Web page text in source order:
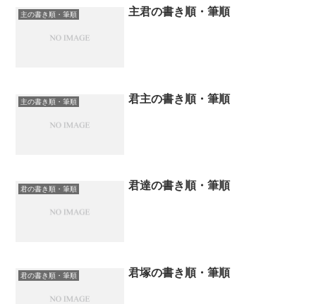
主の書き順・筆順 主君の書き順・筆順
主の書き順・筆順 君主の書き順・筆順
君の書き順・筆順 君達の書き順・筆順
君の書き順・筆順 君塚の書き順・筆順